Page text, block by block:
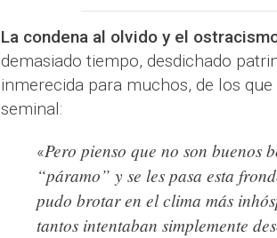
La condena al olvido y el
demasiado tiempo, desdichado
inmerecida para muchos, de los que
seminal:
«Pero pienso que no son buenos
“páramo” y se les pasa esta
pudo brotar en el clima más
tantos intentaban simplemente